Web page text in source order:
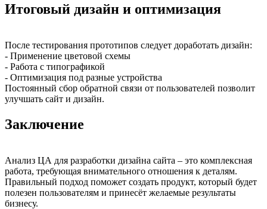
Итоговый дизайн и оптимизация
После тестирования прототипов следует доработать дизайн:
- Применение цветовой схемы
- Работа с типографикой
- Оптимизация под разные устройства
Постоянный сбор обратной связи от пользователей позволит
улучшать сайт и дизайн.
Заключение
Анализ ЦА для разработки дизайна сайта – это комплексная
работа, требующая внимательного отношения к деталям.
Правильный подход поможет создать продукт, который будет
полезен пользователям и принесёт желаемые результаты
бизнесу.